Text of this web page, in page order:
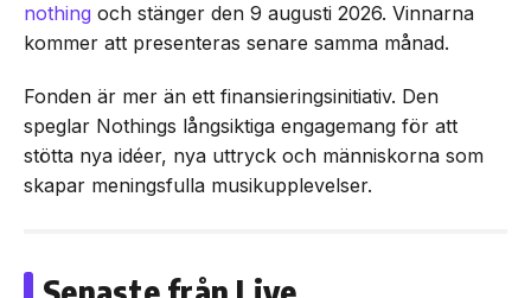
nothing och stänger den 9 augusti 2026. Vinnarna
kommer att presenteras senare samma månad.
Fonden är mer än ett finansieringsinitiativ. Den
speglar Nothings långsiktiga engagemang för att
stötta nya idéer, nya uttryck och människorna som
skapar meningsfulla musikupplevelser.